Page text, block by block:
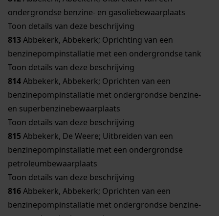
ondergrondse benzine- en gasoliebewaarplaats
Toon details van deze beschrijving
813Abbekerk, Abbekerk; Oprichting van een
benzinepompinstallatie met een ondergrondse tank
Toon details van deze beschrijving
814Abbekerk, Abbekerk; Oprichten van een
benzinepompinstallatie met ondergrondse benzine-
en superbenzinebewaarplaats
Toon details van deze beschrijving
815Abbekerk, De Weere; Uitbreiden van een
benzinepompinstallatie met een ondergrondse
petroleumbewaarplaats
Toon details van deze beschrijving
816Abbekerk, Abbekerk; Oprichten van een
benzinepompinstallatie met ondergrondse benzine-